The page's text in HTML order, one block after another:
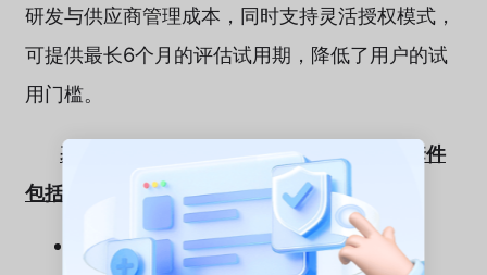
研发与供应商管理成本，同时支持灵活授权模式，
可提供最长6个月的评估试用期，降低了用户的试
用门槛。
基于AURIX™ TC4x的开源小满快速开发套件
包括：
ORIENTAIS® 开发工具链